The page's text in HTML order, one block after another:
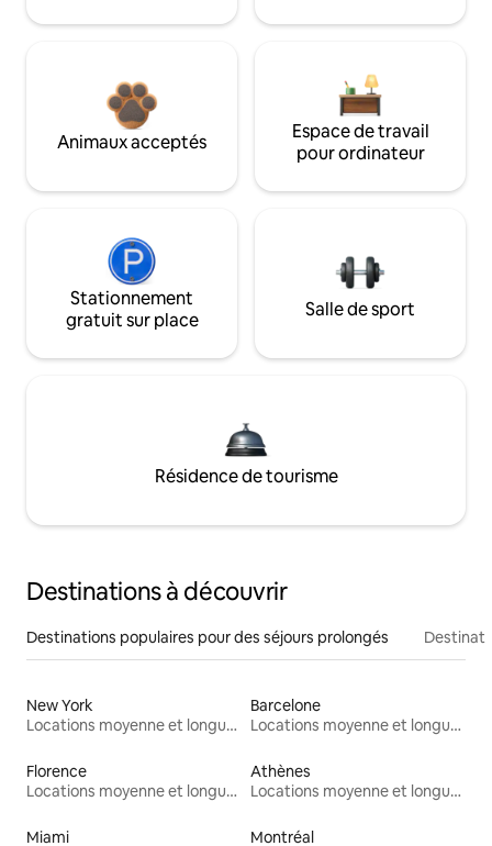
Animaux acceptés
Espace de travail
pour ordinateur
Stationnement
gratuit sur place
Salle de sport
Résidence de tourisme
Destinations à découvrir
Destinations populaires pour des séjours prolongés
New York
Locations moyenne et longue durée
Barcelone
Locations moyenne et longue durée
Florence
Locations moyenne et longue durée
Athènes
Locations moyenne et longue durée
Miami Montréal